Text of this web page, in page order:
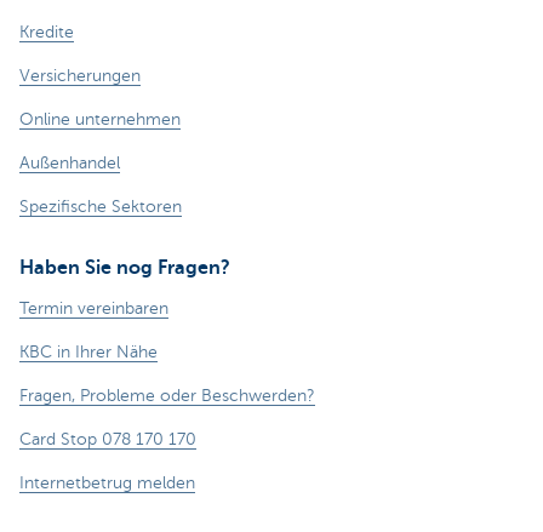
Kredite
Versicherungen
Online unternehmen
Außenhandel
Spezifische Sektoren
Haben Sie nog Fragen?
Termin vereinbaren
KBC in Ihrer Nähe
Fragen, Probleme oder Beschwerden?
Card Stop 078 170 170
Internetbetrug melden